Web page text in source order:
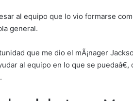
al equipo que lo vio formarse
general.
que me dio el mÃ¡nager
al equipo en lo que se